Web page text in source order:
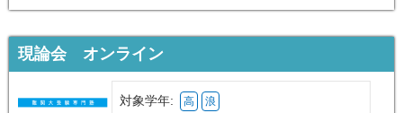
現論会 オンライン
対象学年: 高 浪